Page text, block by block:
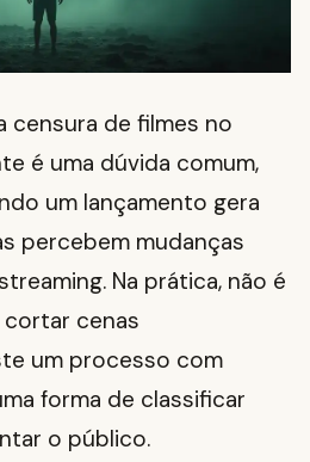
censura de filmes no
é uma dúvida comum,
um lançamento gera
percebem mudanças
Na prática, não é
cenas
um processo com
forma de classificar
o público.